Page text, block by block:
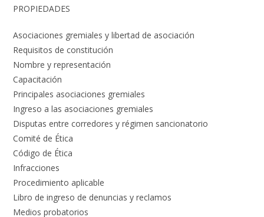
PROPIEDADES
Asociaciones gremiales y libertad de asociación
Requisitos de constitución
Nombre y representación
Capacitación
Principales asociaciones gremiales
Ingreso a las asociaciones gremiales
Disputas entre corredores y régimen sancionatorio
Comité de Ética
Código de Ética
Infracciones
Procedimiento aplicable
Libro de ingreso de denuncias y reclamos
Medios probatorios